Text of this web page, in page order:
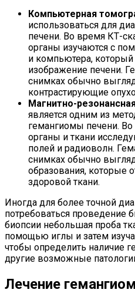
Компьютерная
использоваться для
печени. Во время КТ-
органы изучаются с
и компьютера, который
изображение печени.
снимках обычно
контрастирующие
Магнитно-
является одним из
гемангиомы печени.
органы и ткани
полей и радиоволн.
снимках обычно
образования, которые
здоровой ткани.
Иногда для более точной
потребоваться проведение
биопсии небольшая проба
помощью иглы и затем
чтобы определить наличие
другие возможные
Лечение